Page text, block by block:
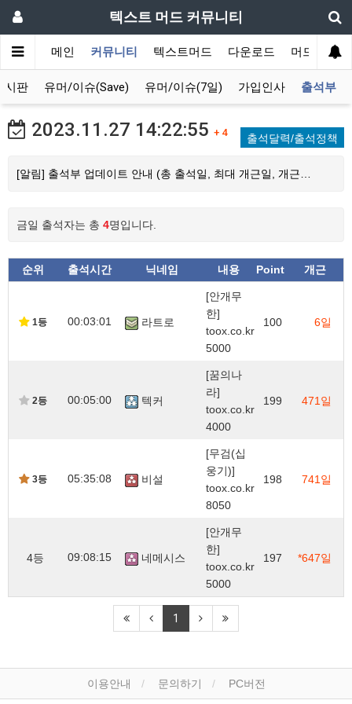
텍스트 머드 커뮤니티
메인 커뮤니티 텍스트머드 다운로드 머드 잡담
시판 유머/이슈(Save) 유머/이슈(7일) 가입인사 출석부
2023.11.27 14:22:55 + 4 출석달력/출석정책
[알림] 출석부 업데이트 안내 (총 출석일, 최대 개근일, 개근…
금일 출석자는 총 4명입니다.
순위 출석시간 닉네임 내용 Point 개근
1등 00:03:01 라트로
[안개무
한]
toox.co.kr
5000
100 6일
2등 00:05:00 텍커
[꿈의나
라]
toox.co.kr
4000
199 471일
3등 05:35:08 비설
[무검(십
웅기)]
toox.co.kr
8050
198 741일
4등 09:08:15 네메시스
[안개무
한]
toox.co.kr
5000
197 *647일
1
이용안내 문의하기 PC버전